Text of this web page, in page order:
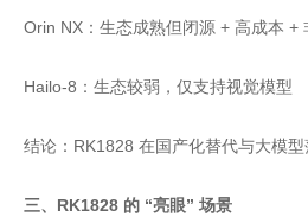
Orin NX：生态成熟但闭源 + 高成本 +
Hailo-8：生态较弱，仅支持视觉模型
结论：RK1828 在国产化替代与大模型
三、RK1828 的 “亮眼” 场景